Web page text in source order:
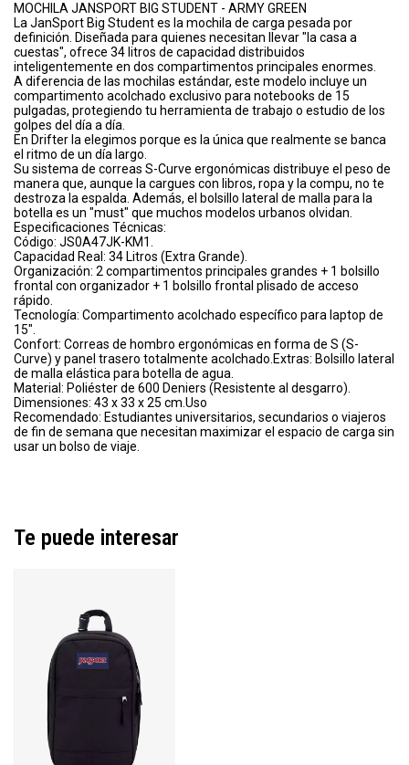
MOCHILA JANSPORT BIG STUDENT - ARMY GREEN
La JanSport Big Student es la mochila de carga pesada por
definición. Diseñada para quienes necesitan llevar "la casa a
cuestas", ofrece 34 litros de capacidad distribuidos
inteligentemente en dos compartimentos principales enormes.
A diferencia de las mochilas estándar, este modelo incluye un
compartimento acolchado exclusivo para notebooks de 15
pulgadas, protegiendo tu herramienta de trabajo o estudio de los
golpes del día a día.
En Drifter la elegimos porque es la única que realmente se banca
el ritmo de un día largo.
Su sistema de correas S-Curve ergonómicas distribuye el peso de
manera que, aunque la cargues con libros, ropa y la compu, no te
destroza la espalda. Además, el bolsillo lateral de malla para la
botella es un "must" que muchos modelos urbanos olvidan.
Especificaciones Técnicas:
Código: JS0A47JK-KM1.
Capacidad Real: 34 Litros (Extra Grande).
Organización: 2 compartimentos principales grandes + 1 bolsillo
frontal con organizador + 1 bolsillo frontal plisado de acceso
rápido.
Tecnología: Compartimento acolchado específico para laptop de
15".
Confort: Correas de hombro ergonómicas en forma de S (S-
Curve) y panel trasero totalmente acolchado.Extras: Bolsillo lateral
de malla elástica para botella de agua.
Material: Poliéster de 600 Deniers (Resistente al desgarro).
Dimensiones: 43 x 33 x 25 cm.Uso
Recomendado: Estudiantes universitarios, secundarios o viajeros
de fin de semana que necesitan maximizar el espacio de carga sin
usar un bolso de viaje.
Te puede interesar